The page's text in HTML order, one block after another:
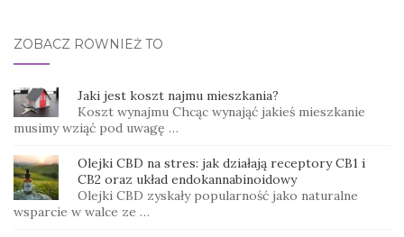
ZOBACZ RÓWNIEŻ TO
Jaki jest koszt najmu mieszkania?
Koszt wynajmu Chcąc wynająć jakieś mieszkanie
musimy wziąć pod uwagę …
Olejki CBD na stres: jak działają receptory CB1 i
CB2 oraz układ endokannabinoidowy
Olejki CBD zyskały popularność jako naturalne
wsparcie w walce ze …